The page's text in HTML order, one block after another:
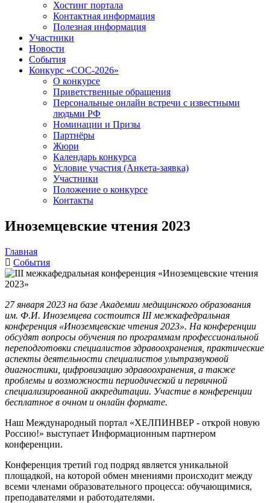
Хостинг портала
Контактная информация
Полезная информация
Участники
Новости
События
Конкурс «СОС-2026»
О конкурсе
Приветственные обращения
Персональные онлайн встречи с известными
людьми РФ
Номинации и Призы
Партнёры
Жюри
Календарь конкурса
Условие участия (Анкета-заявка)
Участники
Положение о конкурсе
Контакты
Иноземцевские чтения 2023
Главная
События
27 января 2023 на базе Академии медицинского образования
им. Ф.И. Иноземцева состоится IIIмежкафедральная
конференция «Иноземцевские чтения 2023». На конференции
обсудят вопросы обучения по программам профессиональной
переподготовки специалистов здравоохранения, практические
аспекты деятельности специалистов ультразвуковой
диагностики, цифровизацию здравоохранения, а также
проблемы и возможности периодической и первичной
специализированной аккредитации. Участие в конференции
бесплатное в очном и онлайн формате.
Наш Международный портал «ХЕЛПИНВЕР - открой новую
Россию!» выступает Информационным партнером
конференции.
Конференция третий год подряд является уникальной
площадкой, на которой обмен мнениями происходит между
всеми членами образовательного процесса: обучающимися,
преподавателями и работодателями.